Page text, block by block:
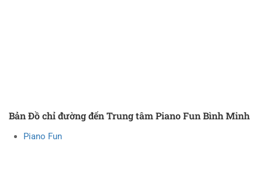
Bản Đồ chỉ đường đến Trung tâm Piano Fun Bình Minh
Piano Fun